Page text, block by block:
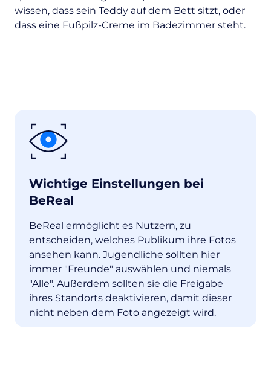
wissen, dass sein Teddy auf dem Bett sitzt, oder
dass eine Fußpilz-Creme im Badezimmer steht.
Wichtige Einstellungen bei
BeReal
BeReal ermöglicht es Nutzern, zu
entscheiden, welches Publikum ihre Fotos
ansehen kann. Jugendliche sollten hier
immer "Freunde" auswählen und niemals
"Alle". Außerdem sollten sie die Freigabe
ihres Standorts deaktivieren, damit dieser
nicht neben dem Foto angezeigt wird.